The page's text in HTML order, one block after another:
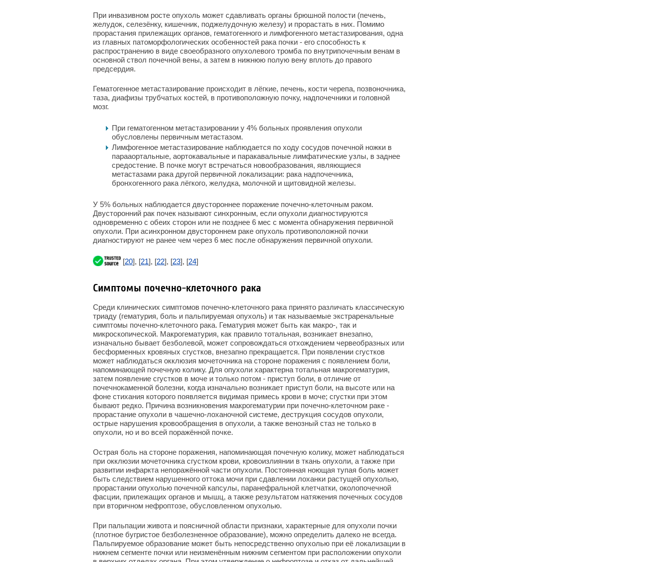
При инвазивном росте опухоль может сдавливать органы брюшной полости (печень,
желудок, селезёнку, кишечник, поджелудочную железу) и прорастать в них. Помимо
прорастания прилежащих органов, гематогенного и лимфогенного метастазирования, одна
из главных патоморфологических особенностей рака почки - его способность к
распространению в виде своеобразного опухолевого тромба по внутрипочечным венам в
основной ствол почечной вены, а затем в нижнюю полую вену вплоть до правого
предсердия.
Гематогенное метастазирование происходит в лёгкие, печень, кости черепа, позвоночника,
таза, диафизы трубчатых костей, в противоположную почку, надпочечники и головной
мозг.
При гематогенном метастазировании у 4% больных проявления опухоли
обусловлены первичным метастазом.
Лимфогенное метастазирование наблюдается по ходу сосудов почечной ножки в
парааортальные, аортокавальные и паракавальные лимфатические узлы, в заднее
средостение. В почке могут встречаться новообразования, являющиеся
метастазами рака другой первичной локализации: рака надпочечника,
бронхогенного рака лёгкого, желудка, молочной и щитовидной железы.
У 5% больных наблюдается двустороннее поражение почечно-клеточным раком.
Двусторонний рак почек называют синхронным, если опухоли диагностируются
одновременно с обеих сторон или не позднее 6 мес с момента обнаружения первичной
опухоли. При асинхронном двустороннем раке опухоль противоположной почки
диагностируют не ранее чем через 6 мес после обнаружения первичной опухоли.
[20], [21], [22], [23], [24]
Симптомы почечно-клеточного рака
Среди клинических симптомов почечно-клеточного рака принято различать классическую
триаду (гематурия, боль и пальпируемая опухоль) и так называемые экстраренальные
симптомы почечно-клеточного рака. Гематурия может быть как макро-, так и
микроскопической. Макрогематурия, как правило тотальная, возникает внезапно,
изначально бывает безболевой, может сопровождаться отхождением червеобразных или
бесформенных кровяных сгустков, внезапно прекращается. При появлении сгустков
может наблюдаться окклюзия мочеточника на стороне поражения с появлением боли,
напоминающей почечную колику. Для опухоли характерна тотальная макрогематурия,
затем появление сгустков в моче и только потом - приступ боли, в отличие от
почечнокаменной болезни, когда изначально возникает приступ боли, на высоте или на
фоне стихания которого появляется видимая примесь крови в моче; сгустки при этом
бывают редко. Причина возникновения макрогематурии при почечно-клеточном раке -
прорастание опухоли в чашечно-лоханочной системе, деструкция сосудов опухоли,
острые нарушения кровообращения в опухоли, а также венозный стаз не только в
опухоли, но и во всей поражённой почке.
Острая боль на стороне поражения, напоминающая почечную колику, может наблюдаться
при окклюзии мочеточника сгустком крови, кровоизлиянии в ткань опухоли, а также при
развитии инфаркта непоражённой части опухоли. Постоянная ноющая тупая боль может
быть следствием нарушенного оттока мочи при сдавлении лоханки растущей опухолью,
прорастании опухолью почечной капсулы, паранефральной клетчатки, околопочечной
фасции, прилежащих органов и мышц, а также результатом натяжения почечных сосудов
при вторичном нефроптозе, обусловленном опухолью.
При пальпации живота и поясничной области признаки, характерные для опухоли почки
(плотное бугристое безболезненное образование), можно определить далеко не всегда.
Пальпируемое образование может быть непосредственно опухолью при её локализации в
нижнем сегменте почки или неизменённым нижним сегментом при расположении опухоли